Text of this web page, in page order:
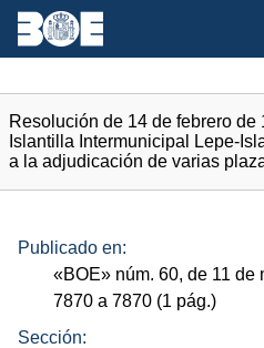
Resolución de 14 de febrero
Islantilla Intermunicipal Lepe-
a la adjudicación de varias
Publicado en:
«BOE» núm. 60, de 11 de
7870 a 7870 (1 pág.)
Sección: